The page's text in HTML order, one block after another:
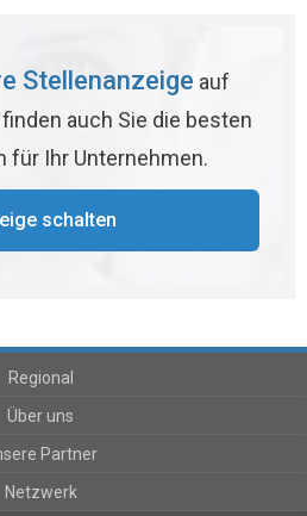
Stellenanzeige auf
auch Sie die besten
für Ihr Unternehmen.
schalten
Regional
Über uns
Partner
Netzwerk